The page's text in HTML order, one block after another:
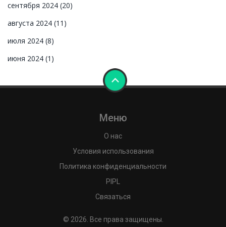
сентября 2024 (20)
августа 2024 (11)
июля 2024 (8)
июня 2024 (1)
Меню
О нас
Условия использования
Политика конфиденциальности
PIPL
Связаться
© 2026. Все права защищены.